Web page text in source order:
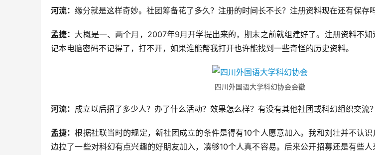
河流： 缘分就是这样奇妙。社团筹备花了多久？注册的时间长不长？注册资料现在还有保存
孟捷： 大概是一、两个月，2007年9月开学提出来的，期末之前就组建好了。注册资料不
记本电脑密码不记得了，打不开，如果谁能帮我打开也许能找到一些奇怪的历史资料。
四川外国语大学科幻协会会徽
河流： 成立以后招了多少人？办了什么活动？效果怎么样？有没有其他社团或科幻组织交流
孟捷：根据社联当时的规定，新社团成立的条件是得有10个人愿意加入。我和刘壮并不认
边拉了一些对科幻有点兴趣的好朋友加入，凑够10个人真不容易。后来公开招募还是有些